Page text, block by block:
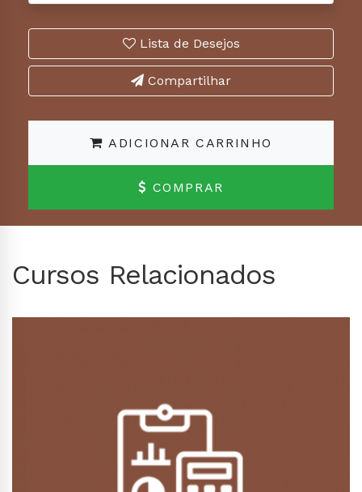
Lista de Desejos
Compartilhar
ADICIONAR CARRINHO
COMPRAR
Cursos Relacionados